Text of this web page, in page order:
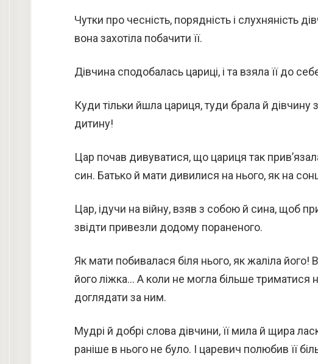
Чутки про чесність, порядність і слухняність
вона захотіла побачити її.
Дівчина сподобалась цариці, і та взяла її до
Куди тільки йшла цариця, туди брала й
дитину!
Цар почав дивуватися, що цариця так
син. Батько й мати дивилися на нього, як на
Цар, ідучи на війну, взяв з собою й сина, щоб
звідти привезли додому пораненого.
Як мати побивалася біля нього, як жаліла його!
його ліжка… А коли не могла більше триматися
доглядати за ним.
Мудрі й добрі слова дівчини, її мила й щира
раніше в нього не було. І царевич полюбив її